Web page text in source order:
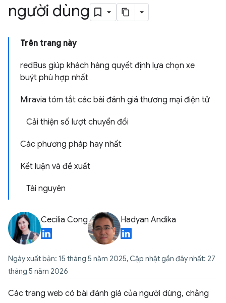
người dùng
Trên trang này
redBus giúp khách hàng quyết định lựa chọn xe
buýt phù hợp nhất
Miravia tóm tắt các bài đánh giá thương mại điện tử
Cải thiện số lượt chuyển đổi
Các phương pháp hay nhất
Kết luận và đề xuất
Tài nguyên
Cecilia Cong Hadyan Andika
Ngày xuất bản: 15 tháng 5 năm 2025, Cập nhật gần đây nhất: 27
tháng 5 năm 2026
Các trang web có bài đánh giá của người dùng, chẳng